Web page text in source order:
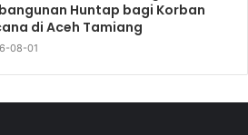
Huntap bagi Korban
di Aceh Tamiang
08-01